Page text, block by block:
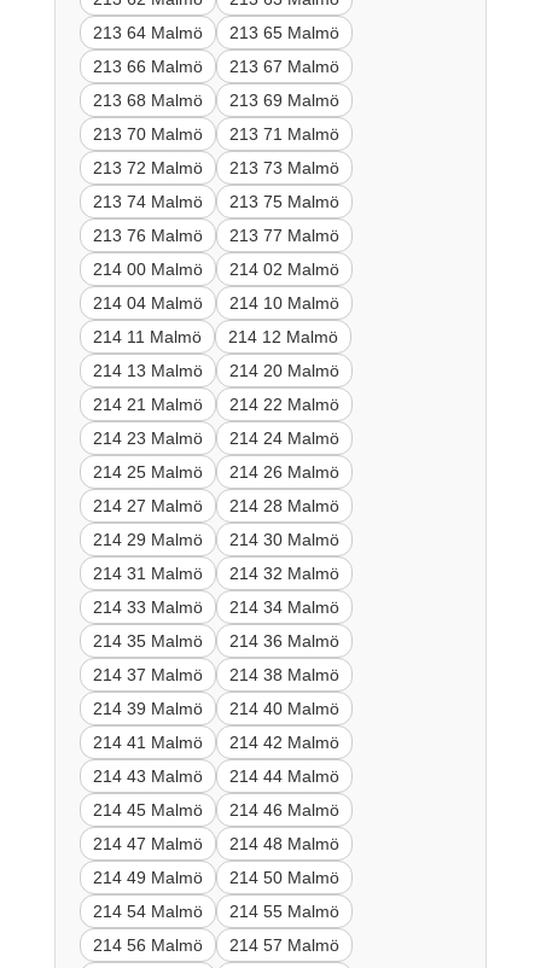
213 64 Malmö
213 65 Malmö
213 66 Malmö
213 67 Malmö
213 68 Malmö
213 69 Malmö
213 70 Malmö
213 71 Malmö
213 72 Malmö
213 73 Malmö
213 74 Malmö
213 75 Malmö
213 76 Malmö
213 77 Malmö
214 00 Malmö
214 02 Malmö
214 04 Malmö
214 10 Malmö
214 11 Malmö
214 12 Malmö
214 13 Malmö
214 20 Malmö
214 21 Malmö
214 22 Malmö
214 23 Malmö
214 24 Malmö
214 25 Malmö
214 26 Malmö
214 27 Malmö
214 28 Malmö
214 29 Malmö
214 30 Malmö
214 31 Malmö
214 32 Malmö
214 33 Malmö
214 34 Malmö
214 35 Malmö
214 36 Malmö
214 37 Malmö
214 38 Malmö
214 39 Malmö
214 40 Malmö
214 41 Malmö
214 42 Malmö
214 43 Malmö
214 44 Malmö
214 45 Malmö
214 46 Malmö
214 47 Malmö
214 48 Malmö
214 49 Malmö
214 50 Malmö
214 54 Malmö
214 55 Malmö
214 56 Malmö
214 57 Malmö